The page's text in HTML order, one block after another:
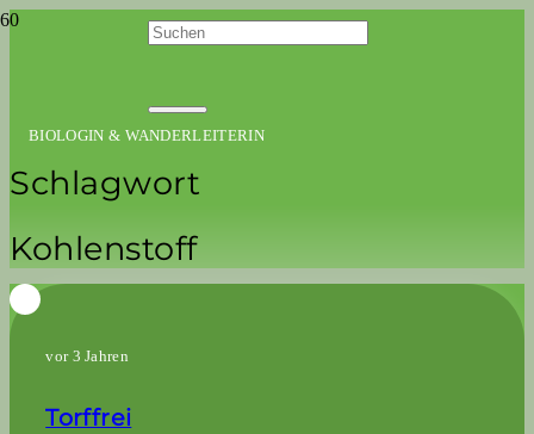
BIOLOGIN & WANDERLEITERIN
Schlagwort
Kohlenstoff
vor 3 Jahren
Torffrei